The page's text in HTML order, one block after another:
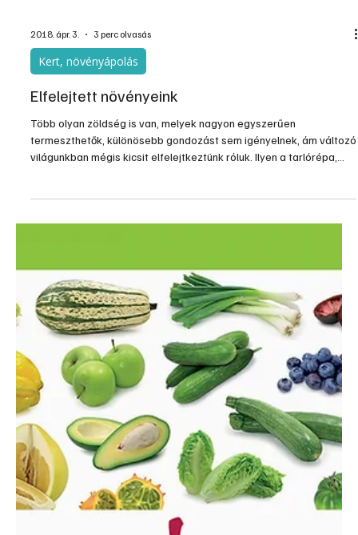
2018. ápr. 3. 3 perc olvasás
Kert, növényápolás
Elfelejtett növényeink
Több olyan zöldség is van, melyek nagyon egyszerűen
termeszthetők, különösebb gondozást sem igényelnek, ám változó
világunkban mégis kicsit elfelejtkeztünk róluk. Ilyen a tarlórépa,
egyik alapanyaga. De itt van az amaránt is, melynek magja kedvelt